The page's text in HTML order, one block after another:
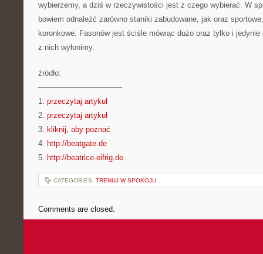
wybierzemy, a dziś w rzeczywistości jest z czego wybierać. W
bowiem odnaleźć zarówno staniki zabudowane, jak oraz
koronkowe. Fasonów jest ściśle mówiąc dużo oraz tylko i
z nich wyłonimy.
źródło:
———————————
1. przeczytaj artykuł
2. przeczytaj artykuł
3. kliknij, aby poznać
4. http://beatgate.de
5. http://beatrice-eifrig.de
CATEGORIES: TRENUJ W SPOKOJU
Comments are closed.